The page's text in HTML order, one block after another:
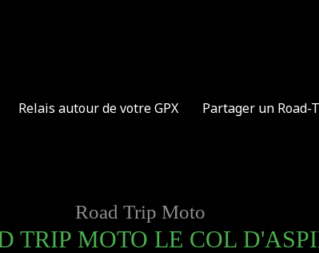
Relais autour de votre GPX Partager un Road-
Road Trip Moto
TRIP MOTO LE COL